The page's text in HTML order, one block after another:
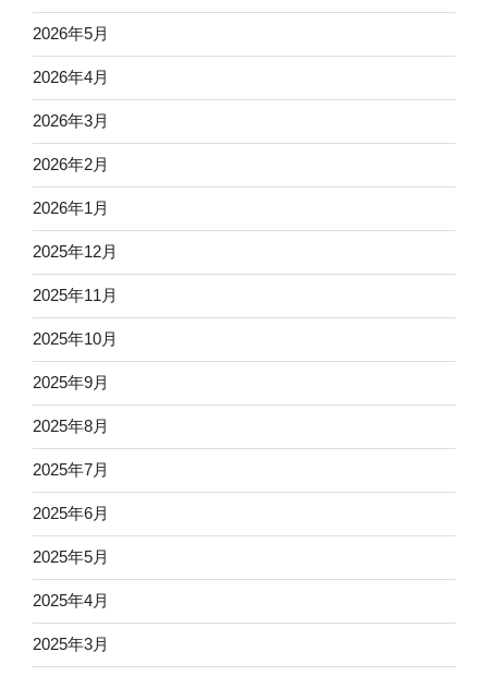
2026年5月
2026年4月
2026年3月
2026年2月
2026年1月
2025年12月
2025年11月
2025年10月
2025年9月
2025年8月
2025年7月
2025年6月
2025年5月
2025年4月
2025年3月